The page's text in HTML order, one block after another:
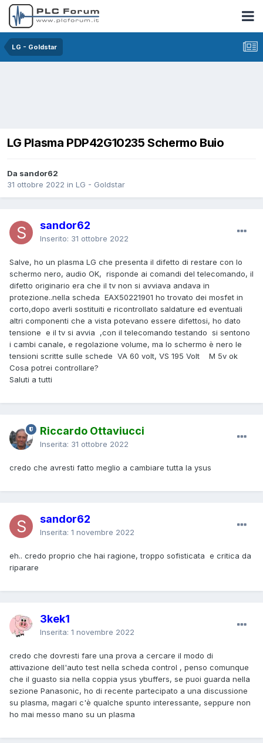
LG - Goldstar
LG Plasma PDP42G10235 Schermo Buio
Da sandor62
31 ottobre 2022 in LG - Goldstar
sandor62
Inserito: 31 ottobre 2022
Salve, ho un plasma LG che presenta il difetto di restare con lo
schermo nero, audio OK, risponde ai comandi del telecomando, il
difetto originario era che il tv non si avviava andava in
protezione..nella scheda EAX50221901 ho trovato dei mosfet in
corto,dopo averli sostituiti e ricontrollato saldature ed eventuali
altri componenti che a vista potevano essere difettosi, ho dato
tensione e il tv si avvia ,con il telecomando testando si sentono
i cambi canale, e regolazione volume, ma lo schermo è nero le
tensioni scritte sulle schede VA 60 volt, VS 195 Volt M 5v ok
Cosa potrei controllare?
Saluti a tutti
Riccardo Ottaviucci
Inserita: 31 ottobre 2022
credo che avresti fatto meglio a cambiare tutta la ysus
sandor62
Inserita: 1 novembre 2022
eh.. credo proprio che hai ragione, troppo sofisticata e critica da
riparare
3kek1
Inserita: 1 novembre 2022
credo che dovresti fare una prova a cercare il modo di
attivazione dell'auto test nella scheda control , penso comunque
che il guasto sia nella coppia ysus ybuffers, se puoi guarda nella
sezione Panasonic, ho di recente partecipato a una discussione
su plasma, magari c'è qualche spunto interessante, seppure non
ho mai messo mano su un plasma